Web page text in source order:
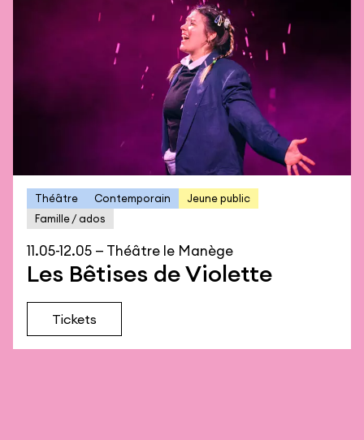
Théâtre Contemporain
Jeune public
Famille / ados
11.05-12.05 — Théâtre le Manège
Les Bêtises de Violette
Tickets